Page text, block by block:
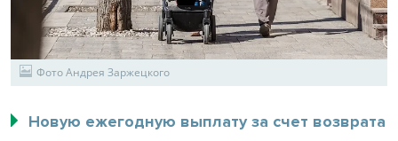
Фото Андрея Заржецкого
Новую ежегодную выплату за счет возврата